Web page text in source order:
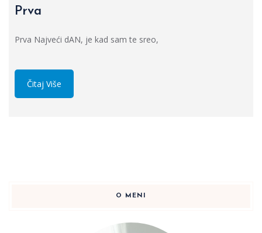
Prva
Prva Najveći dAN, je kad sam te sreo,
Čitaj Više
O MENI